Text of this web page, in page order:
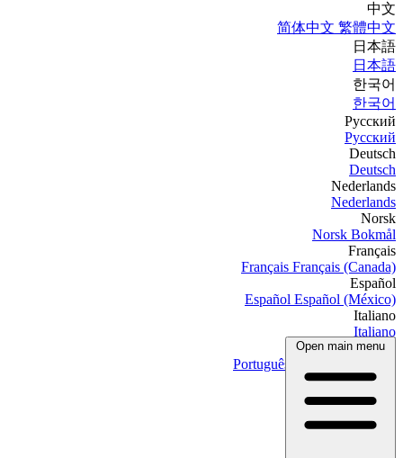
中文
简体中文 繁體中文
日本語
日本語
한국어
한국어
Русский
Русский
Deutsch
Deutsch
Nederlands
Nederlands
Norsk
Norsk Bokmål
Français
Français Français (Canada)
Español
Español Español (México)
Italiano
Italiano
Português
Português
العربية
Open main menu